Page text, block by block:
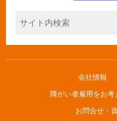
会社情報
障がい者雇用をお考
お問合せ・